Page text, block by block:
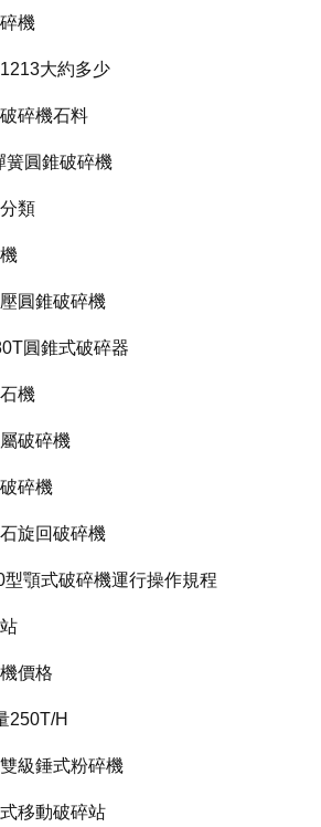
機
大約多少
碎機石料
簧圓錐破碎機
類
圓錐破碎機
圓錐式破碎器
機
破碎機
碎機
旋回破碎機
型顎式破碎機運行操作規程
價格
250T/H
級錘式粉碎機
移動破碎站